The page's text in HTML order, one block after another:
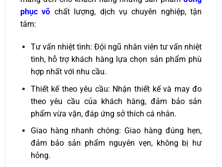
phục võ chất lượng, dịch vụ chuyên nghiệp, tận
tâm:
Tư vấn nhiệt tình: Đội ngũ nhân viên tư vấn nhiệt
tình, hỗ trợ khách hàng lựa chọn sản phẩm phù
hợp nhất với nhu cầu.
Thiết kế theo yêu cầu: Nhận thiết kế và may đo
theo yêu cầu của khách hàng, đảm bảo sản
phẩm vừa vặn, đáp ứng sở thích cá nhân.
Giao hàng nhanh chóng: Giao hàng đúng hẹn,
đảm bảo sản phẩm nguyên vẹn, không bị hư
hỏng.